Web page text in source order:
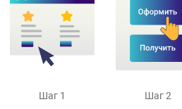
Шаг 1
Шаг 2